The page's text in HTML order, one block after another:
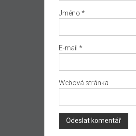
Jméno *
E-mail *
Webová stránka